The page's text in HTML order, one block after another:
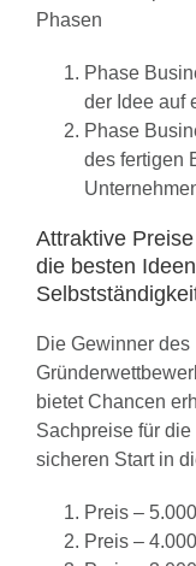
Phasen
Phase
der Idee auf
Phase
des fertigen
Attraktive
die besten
Die Gewinner des
bietet Chancen
Sachpreise für
sicheren Start in
Preis –
Preis –